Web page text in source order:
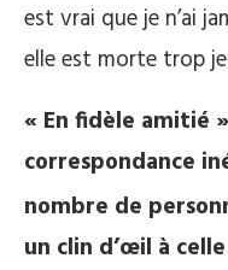
est vrai que je n’ai
elle est morte trop
« En fidèle amitié
correspondance
nombre de
un clin d’œil à